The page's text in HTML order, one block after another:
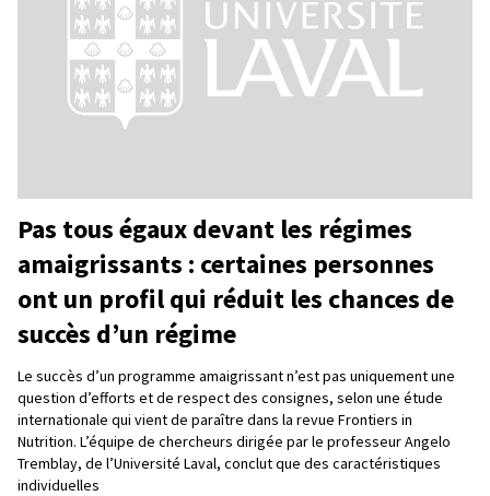
Pas tous égaux devant les régimes
amaigrissants : certaines personnes
ont un profil qui réduit les chances de
succès d’un régime
Le succès d’un programme amaigrissant n’est pas uniquement une
question d’efforts et de respect des consignes, selon une étude
internationale qui vient de paraître dans la revue Frontiers in
Nutrition. L’équipe de chercheurs dirigée par le professeur Angelo
Tremblay, de l’Université Laval, conclut que des caractéristiques
individuelles